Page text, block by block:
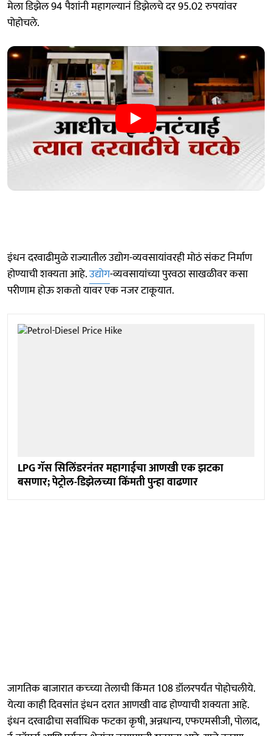
मेला डिझेल 94 पैशांनी महागल्यानं डिझेलचे दर 95.02 रुपयांवर
पोहोचले.
इंधन दरवाढीमुळे राज्यातील उद्योग-व्यवसायांवरही मोठं संकट निर्माण
होण्याची शक्यता आहे.उद्योग-व्यवसायांच्या पुरवठा साखळीवर कसा
परीणाम होऊ शकतो यावर एक नजर टाकूयात.
LPG गॅस सिलिंडरनंतर महागाईचा आणखी एक झटका
बसणार; पेट्रोल-डिझेलच्या किंमती पुन्हा वाढणार
जागतिक बाजारात कच्च्या तेलाची किंमत 108 डॉलरपर्यंत पोहोचलीये.
येत्या काही दिवसांत इंधन दरात आणखी वाढ होण्याची शक्यता आहे.
इंधन दरवाढीचा सर्वाधिक फटका कृषी, अन्नधान्य, एफएमसीजी, पोलाद,